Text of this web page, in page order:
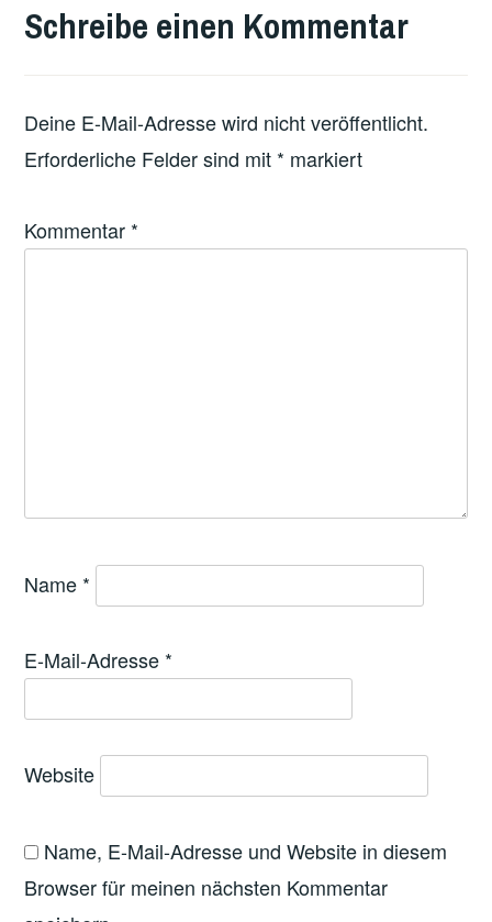
Schreibe einen Kommentar
Deine E-Mail-Adresse wird nicht veröffentlicht.
Erforderliche Felder sind mit * markiert
Kommentar *
Name *
E-Mail-Adresse *
Website
Name, E-Mail-Adresse und Website in diesem
Browser für meinen nächsten Kommentar